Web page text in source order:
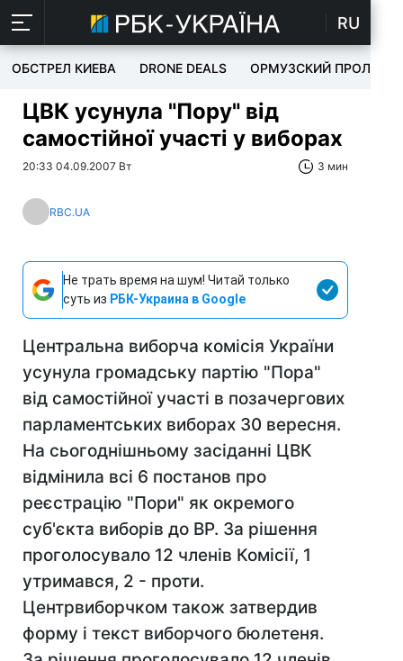
RU
ОБСТРЕЛ КИЕВА DRONE DEALS ОРМУЗСКИЙ ПРОЛИВ
ЦВК усунула "Пору" від
самостійної участі у виборах
20:33 04.09.2007 Вт 3 мин
RBC.UA
Не трать время на шум! Читай только
суть из РБК-Украина в Google
Центральна виборча комісія України
усунула громадську партію "Пора"
від самостійної участі в позачергових
парламентських виборах 30 вересня.
На сьогоднішньому засіданні ЦВК
відмінила всі 6 постанов про
реєстрацію "Пори" як окремого
суб'єкта виборів до ВР. За рішення
проголосувало 12 членів Комісії, 1
утримався, 2 - проти.
Центрвиборчком також затвердив
форму і текст виборчого бюлетеня.